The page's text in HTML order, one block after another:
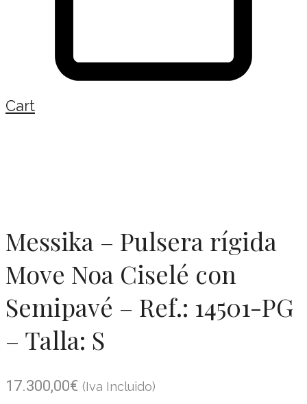
Cart
Messika – Pulsera rígida
Move Noa Ciselé con
Semipavé – Ref.: 14501-PG
– Talla: S
17.300,00€ (Iva Incluido)